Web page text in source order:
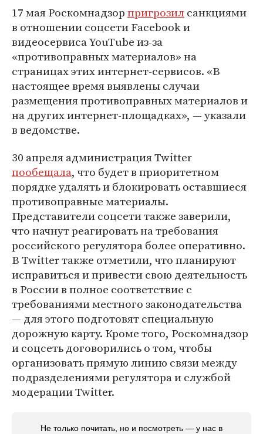
17 мая Роскомнадзорпригрозилсанкциями
в отношении соцсети Facebook и
видеосервиса YouTube из-за
«противоправных материалов» на
страницах этих интернет-сервисов. «В
настоящее время выявлены случаи
размещения противоправных материалов и
на других интернет-площадках», — указали
в ведомстве.
30 апреля администрация Twitter
пообещала, что будет в приоритетном
порядке удалять и блокировать оставшиеся
противоправные материалы.
Представители соцсети также заверили,
что начнут реагировать на требования
российского регулятора более оперативно.
В Twitter также отметили, что планируют
исправиться и привести свою деятельность
в России в полное соответствие с
требованиями местного законодательства
— для этого подготовят специальную
дорожную карту. Кроме того, Роскомнадзор
и соцсеть договорились о том, чтобы
организовать прямую линию связи между
подразделениями регулятора и службой
модерации Twitter.
Не только почитать, но и посмотреть — у нас в